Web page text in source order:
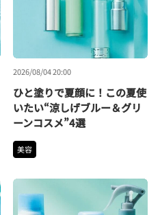
2026/08/04 20:00
ひと塗りで夏顔に！この夏使
いたい“涼しげブルー＆グリ
ーンコスメ”4選
美容